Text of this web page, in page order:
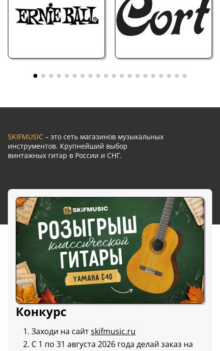
SKIFMUSIC – это сеть магазинов музыкальных
инструментов. Крупнейший выбор
винтажных гитар в России и СНГ.
Конкурс
Заходи на сайтskifmusic.ru
С 1 по 31 августа 2026 года делай заказ на